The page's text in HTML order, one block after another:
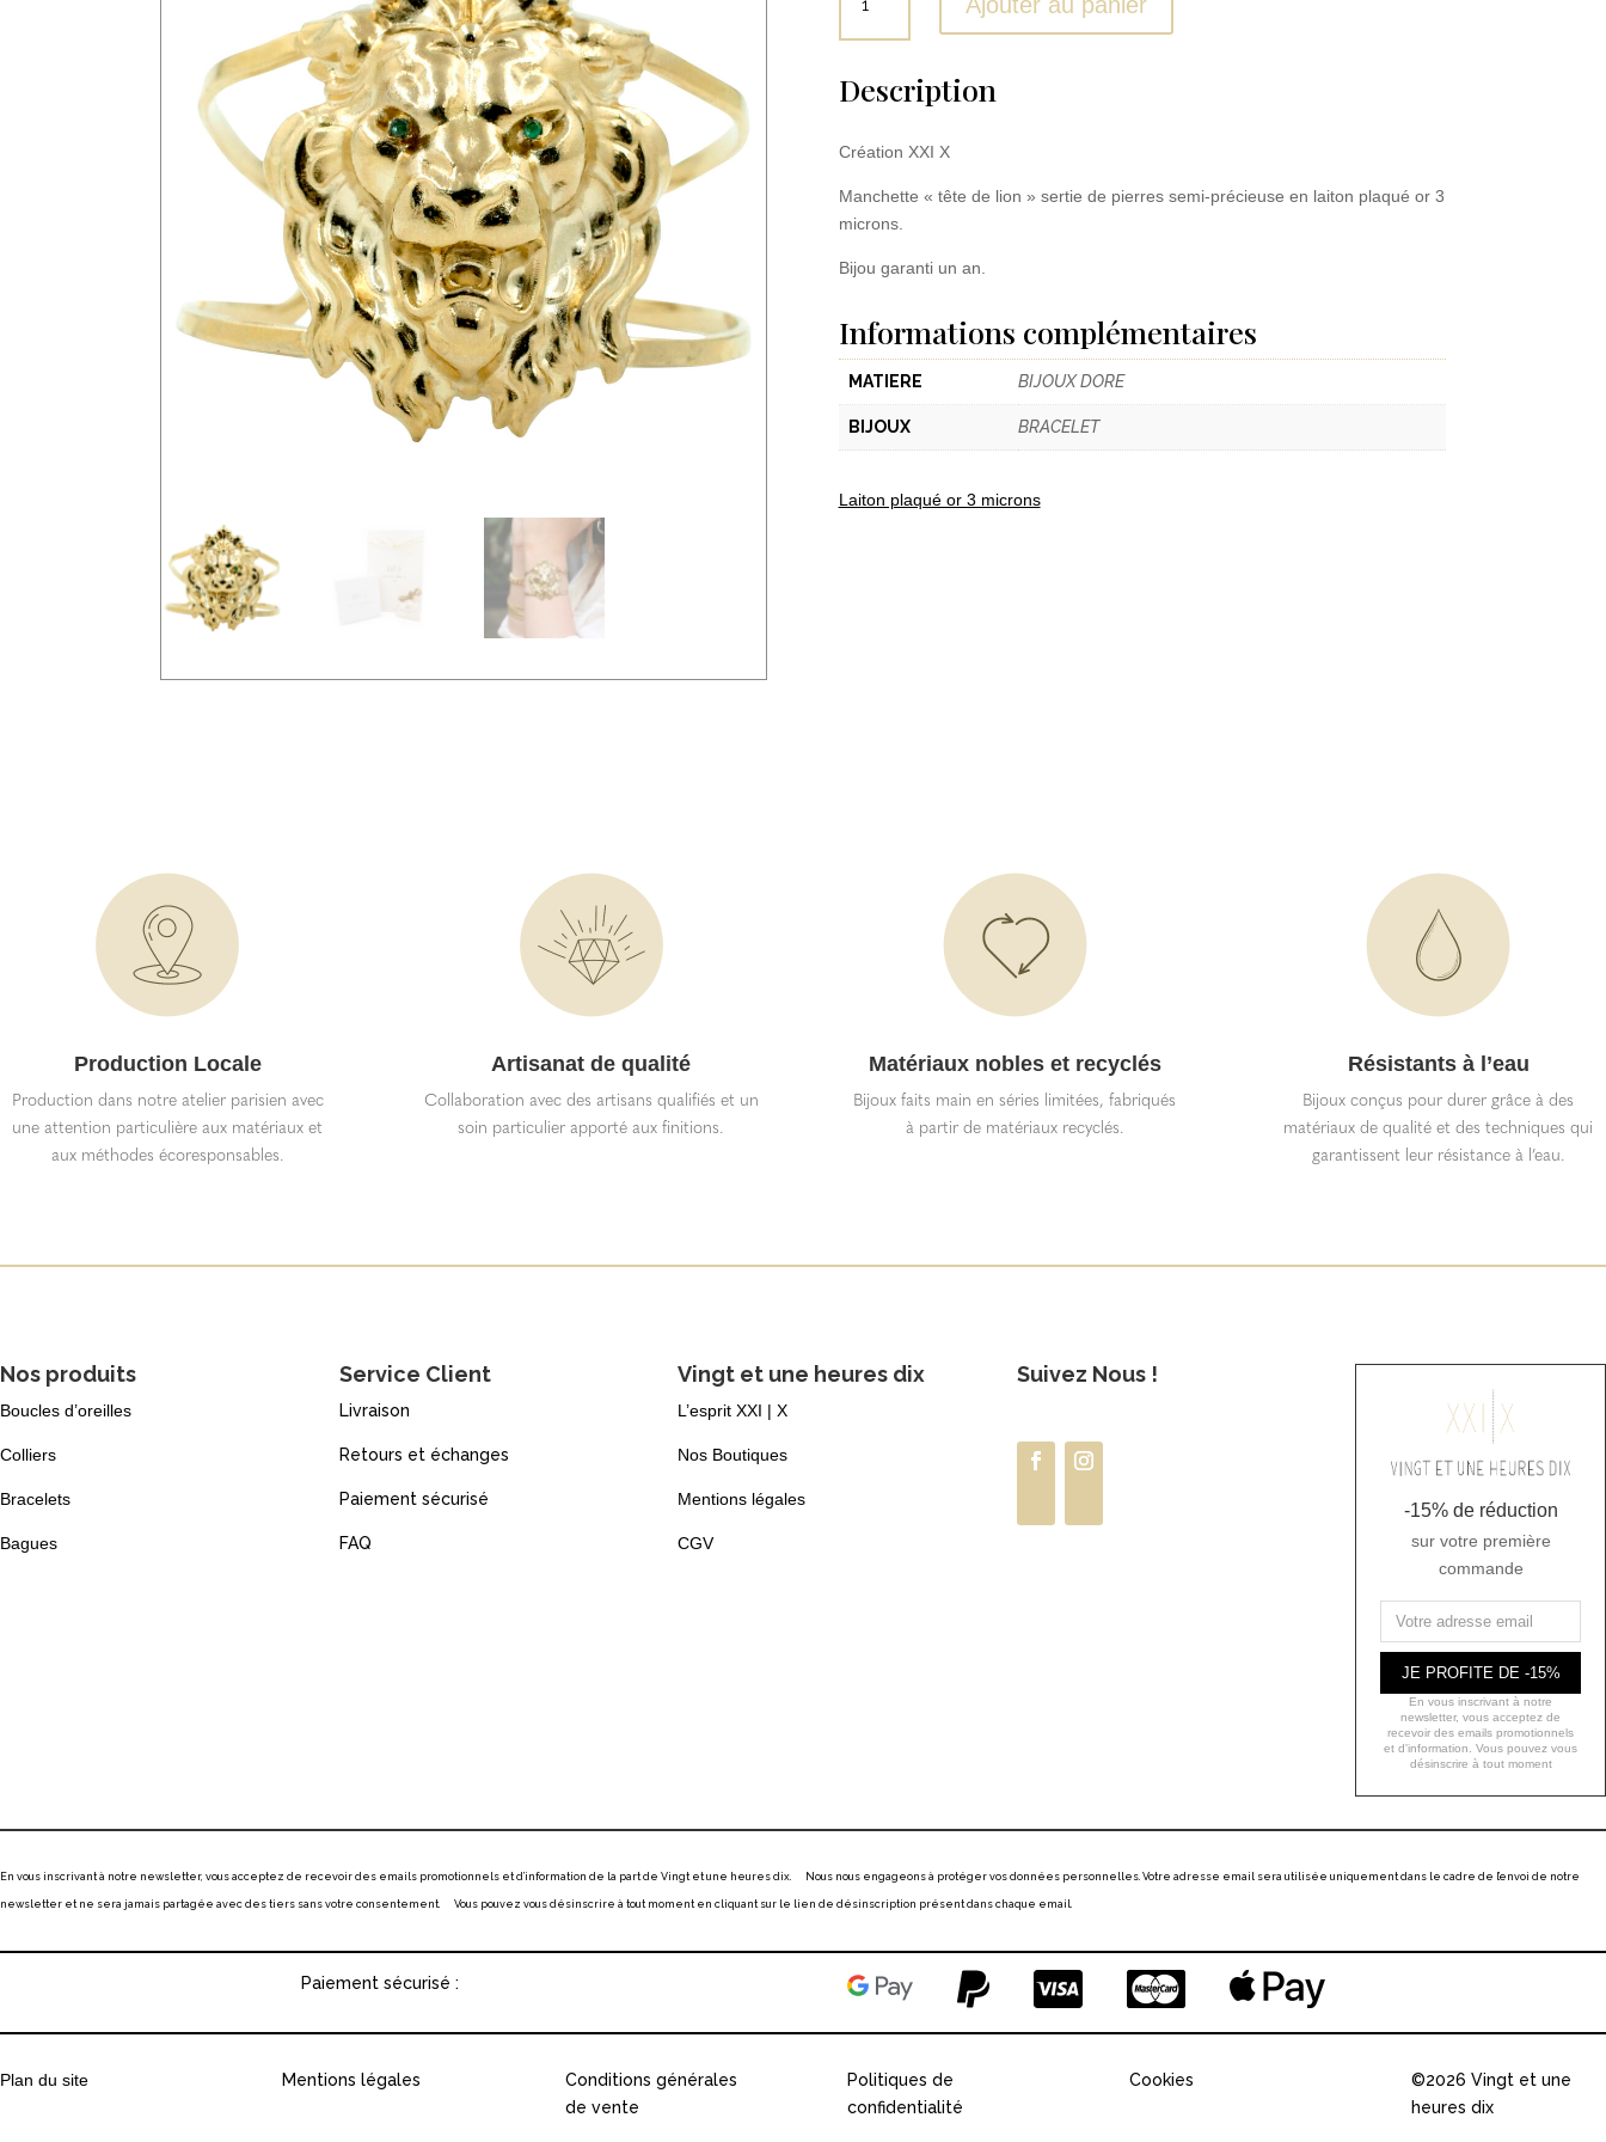
Manchette
Description
Création XXI X
Manchette « tête de lion » sertie de pierres semi-précieuse en laiton plaqué or 3
microns.
Bijou garanti un an.
Informations complémentaires
MATIERE BIJOUX DORE
BIJOUX BRACELET
Laiton plaqué or 3 microns
Production Locale
Production dans notre atelier parisien avec
une attention particulière aux matériaux et
aux méthodes écoresponsables.
Artisanat de qualité
Collaboration avec des artisans qualifiés et un
soin particulier apporté aux finitions.
Matériaux nobles et recyclés
Bijoux faits main en séries limitées, fabriqués
à partir de matériaux recyclés.
Résistants à l’eau
Bijoux conçus pour durer grâce à des
matériaux de qualité et des techniques qui
garantissent leur résistance à l’eau.
Nos produits
Boucles d’oreilles
Colliers
Bracelets
Bagues
Service Client
Livraison
Retours et échanges
Paiement sécurisé
FAQ
Vingt et une heures dix
L’esprit XXI | X
Nos Boutiques
Mentions légales
CGV
Suivez Nous !
-15% de réduction
sur votre première
commande
JE PROFITE DE -15%
En vous inscrivant à notre
newsletter, vous acceptez de
recevoir des emails promotionnels
et d'information. Vous pouvez vous
désinscrire à tout moment
En vous inscrivant à notre newsletter, vous acceptez de recevoir des emails promotionnels et d’information de la part de Vingt et une heures dix. Nous nous engageons à protéger vos données personnelles. Votre adresse email sera utilisée uniquement dans le cadre de l’envoi de notre
newsletter et ne sera jamais partagée avec des tiers sans votre consentement. Vous pouvez vous désinscrire à tout moment en cliquant sur le lien de désinscription présent dans chaque email.
Paiement sécurisé :
Plan du site Mentions légales
Conditions générales
de vente
Politiques de
confidentialité
Cookies
©2026 Vingt et une
heures dix